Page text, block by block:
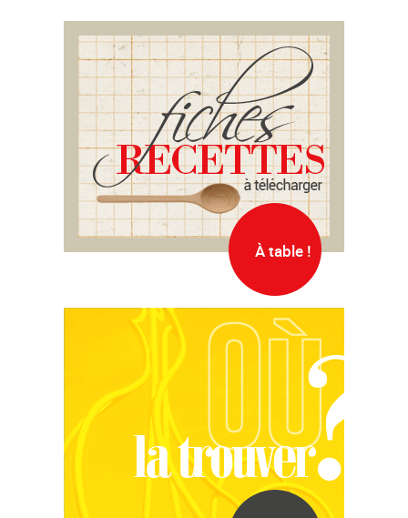
navigation
À table !